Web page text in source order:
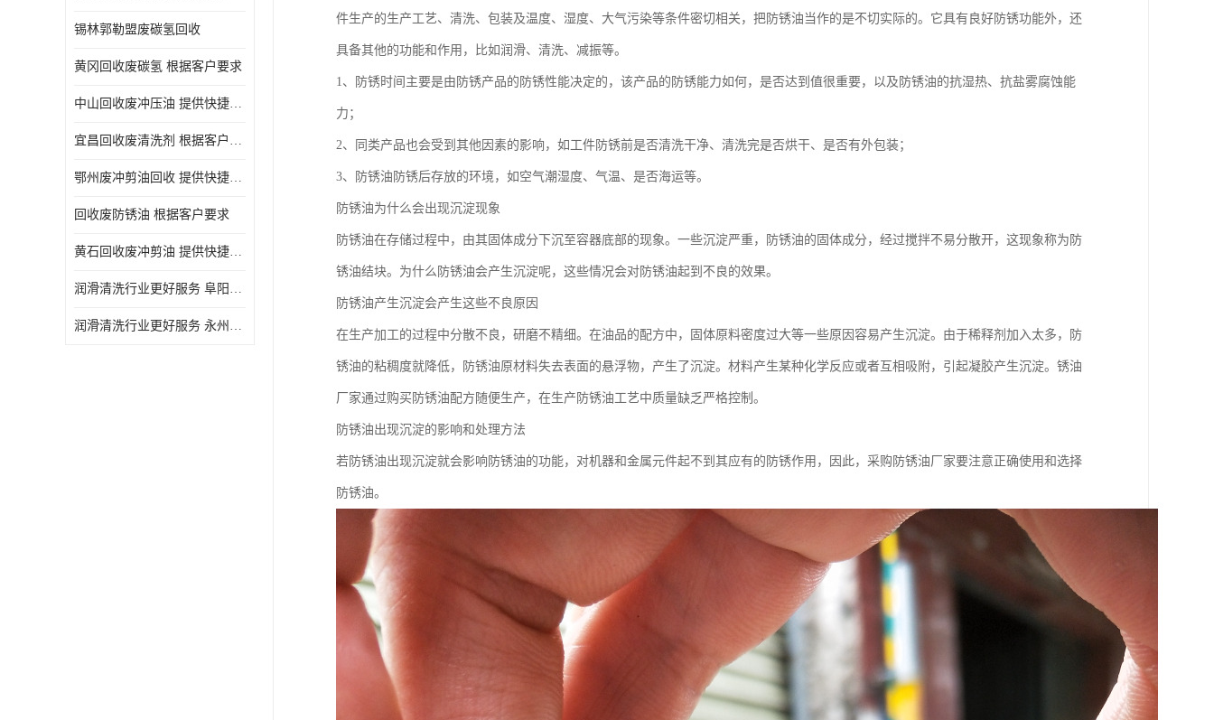
锡林郭勒盟废碳氢回收
黄冈回收废碳氢 根据客户要求
中山回收废冲压油 提供快捷上门处理
宜昌回收废清洗剂 根据客户要求
鄂州废冲剪油回收 提供快捷上门处理
回收废防锈油 根据客户要求
黄石回收废冲剪油 提供快捷上门处理
润滑清洗行业更好服务 阜阳回收废防锈油
润滑清洗行业更好服务 永州废冲剪油回收
件生产的生产工艺、清洗、包装及温度、湿度、大气污染等条件密切相关，把防锈油当作的是不切实际的。它具有良好防锈功能外，还
具备其他的功能和作用，比如润滑、清洗、减振等。
1、防锈时间主要是由防锈产品的防锈性能决定的，该产品的防锈能力如何，是否达到值很重要，以及防锈油的抗湿热、抗盐雾腐蚀能
力；
2、同类产品也会受到其他因素的影响，如工件防锈前是否清洗干净、清洗完是否烘干、是否有外包装；
3、防锈油防锈后存放的环境，如空气潮湿度、气温、是否海运等。
防锈油为什么会出现沉淀现象
防锈油在存储过程中，由其固体成分下沉至容器底部的现象。一些沉淀严重，防锈油的固体成分，经过搅拌不易分散开，这现象称为防
锈油结块。为什么防锈油会产生沉淀呢，这些情况会对防锈油起到不良的效果。
防锈油产生沉淀会产生这些不良原因
在生产加工的过程中分散不良，研磨不精细。在油品的配方中，固体原料密度过大等一些原因容易产生沉淀。由于稀释剂加入太多，防
锈油的粘稠度就降低，防锈油原材料失去表面的悬浮物，产生了沉淀。材料产生某种化学反应或者互相吸附，引起凝胶产生沉淀。锈油
厂家通过购买防锈油配方随便生产，在生产防锈油工艺中质量缺乏严格控制。
防锈油出现沉淀的影响和处理方法
若防锈油出现沉淀就会影响防锈油的功能，对机器和金属元件起不到其应有的防锈作用，因此，采购防锈油厂家要注意正确使用和选择
防锈油。